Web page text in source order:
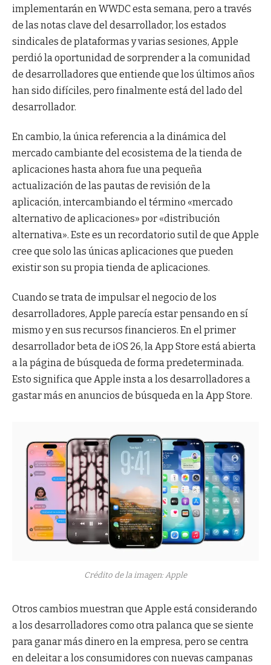
implementarán en WWDC esta semana, pero a través
de las notas clave del desarrollador, los estados
sindicales de plataformas y varias sesiones, Apple
perdió la oportunidad de sorprender a la comunidad
de desarrolladores que entiende que los últimos años
han sido difíciles, pero finalmente está del lado del
desarrollador.
En cambio, la única referencia a la dinámica del
mercado cambiante del ecosistema de la tienda de
aplicaciones hasta ahora fue una pequeña
actualización de las pautas de revisión de la
aplicación, intercambiando el término «mercado
alternativo de aplicaciones» por «distribución
alternativa». Este es un recordatorio sutil de que Apple
cree que solo las únicas aplicaciones que pueden
existir son su propia tienda de aplicaciones.
Cuando se trata de impulsar el negocio de los
desarrolladores, Apple parecía estar pensando en sí
mismo y en sus recursos financieros. En el primer
desarrollador beta de iOS 26, la App Store está abierta
a la página de búsqueda de forma predeterminada.
Esto significa que Apple insta a los desarrolladores a
gastar más en anuncios de búsqueda en la App Store.
Crédito de la imagen: Apple
Otros cambios muestran que Apple está considerando
a los desarrolladores como otra palanca que se siente
para ganar más dinero en la empresa, pero se centra
en deleitar a los consumidores con nuevas campanas